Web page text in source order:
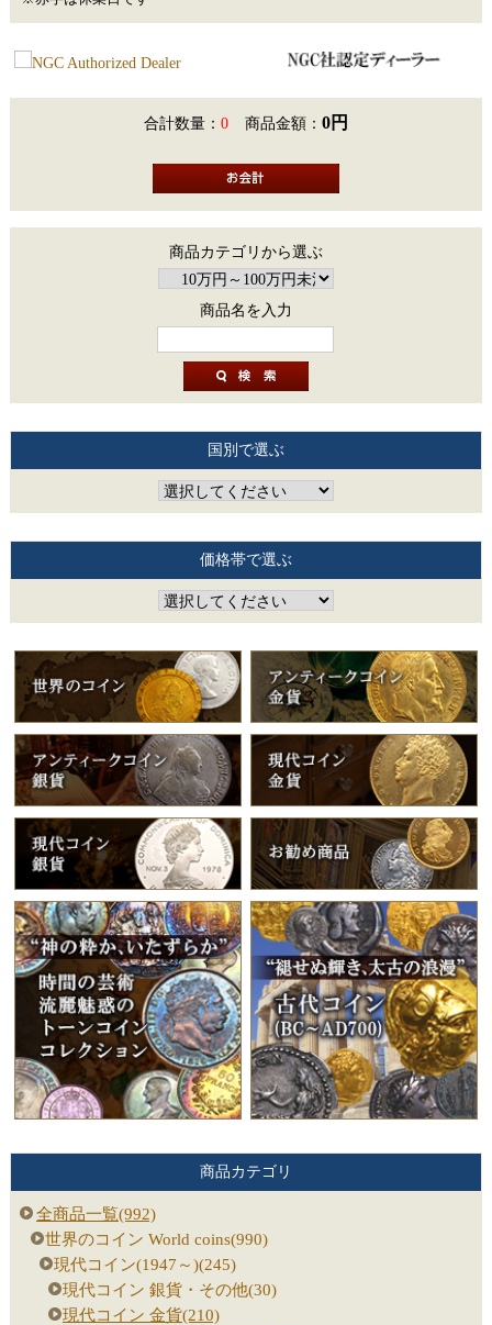
合計数量： 0 商品金額： 0円
商品カテゴリから選ぶ
商品名を入力
国別で選ぶ
価格帯で選ぶ
商品カテゴリ
全商品一覧(992)
世界のコイン World coins(990)
現代コイン(1947～)(245)
現代コイン 銀貨・その他(30)
現代コイン 金貨(210)